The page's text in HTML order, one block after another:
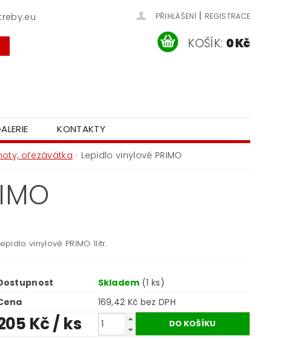
PŘIHLÁŠENÍ | REGISTRACE
KOŠÍK: 0 Kč
KONTAKTY
ořezávátka Lepidlo vinylové PRIMO
vinylové PRIMO 1litr.
Skladem (1 ks)
169,42 Kč bez DPH
Kč/ ks